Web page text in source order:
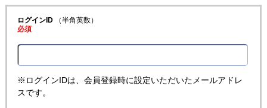
ログインID（半角英数）
必須
※ログインIDは、会員登録時に設定いただいたメールアドレ
スです。